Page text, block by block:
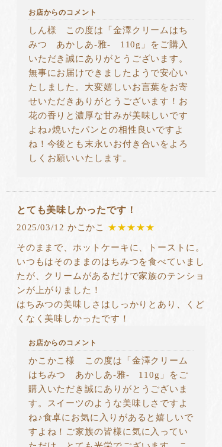
お店からのコメント
しん様 この度は「金澤クリームはち
みつ あかしあ-雅- 110g」をご購入
いただき誠にありがとうございます。
無事にお届けできましたようで安心い
たしました。大変嬉しいお言葉をお寄
せいただきありがとうございます！お
花の香りと濃厚な甘みが美味しいです
よね♪焼いたパンとの相性良いですよ
ね！今後とも末永いお付き合いをよろ
しくお願いいたします。
とても美味しかったです！
2025/03/12 かこかこ ★★★★★
そのままで、ホットケーキに、トーストに。
いつもはそのままのはちみつを食べていまし
たが、クリームがあるだけで家族のテンショ
ンが上がりました！
はちみつの美味しさはしっかりとあり、くど
くなく美味しかったです！
お店からのコメント
かこかこ様 この度は「金澤クリーム
はちみつ あかしあ-雅- 110g」をご
購入いただき誠にありがとうございま
す。スイーツのような美味しさですよ
ね♪食卓にお気に入りがあると嬉しいで
すよね！ご家族の皆様に気に入ってい